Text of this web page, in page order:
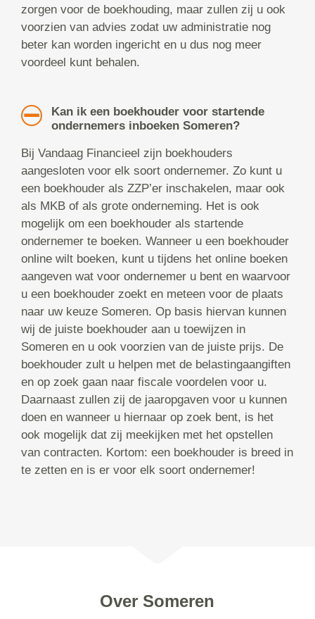
zorgen voor de boekhouding, maar zullen zij u ook
voorzien van advies zodat uw administratie nog
beter kan worden ingericht en u dus nog meer
voordeel kunt behalen.
Kan ik een boekhouder voor startende
ondernemers inboeken Someren?
Bij Vandaag Financieel zijn boekhouders
aangesloten voor elk soort ondernemer. Zo kunt u
een boekhouder als ZZP’er inschakelen, maar ook
als MKB of als grote onderneming. Het is ook
mogelijk om een boekhouder als startende
ondernemer te boeken. Wanneer u een boekhouder
online wilt boeken, kunt u tijdens het online boeken
aangeven wat voor ondernemer u bent en waarvoor
u een boekhouder zoekt en meteen voor de plaats
naar uw keuze Someren. Op basis hiervan kunnen
wij de juiste boekhouder aan u toewijzen in
Someren en u ook voorzien van de juiste prijs. De
boekhouder zult u helpen met de belastingaangiften
en op zoek gaan naar fiscale voordelen voor u.
Daarnaast zullen zij de jaaropgaven voor u kunnen
doen en wanneer u hiernaar op zoek bent, is het
ook mogelijk dat zij meekijken met het opstellen
van contracten. Kortom: een boekhouder is breed in
te zetten en is er voor elk soort ondernemer!
Over Someren